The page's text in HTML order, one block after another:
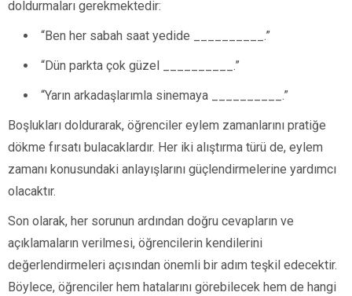
doldurmaları gerekmektedir:
“Ben her sabah saat yedide __________.”
“Dün parkta çok güzel __________.”
“Yarın arkadaşlarımla sinemaya __________.”
Boşlukları doldurarak, öğrenciler eylem zamanlarını pratiğe
dökme fırsatı bulacaklardır. Her iki alıştırma türü de, eylem
zamanı konusundaki anlayışlarını güçlendirmelerine yardımcı
olacaktır.
Son olarak, her sorunun ardından doğru cevapların ve
açıklamaların verilmesi, öğrencilerin kendilerini
değerlendirmeleri açısından önemli bir adım teşkil edecektir.
Böylece, öğrenciler hem hatalarını görebilecek hem de hangi